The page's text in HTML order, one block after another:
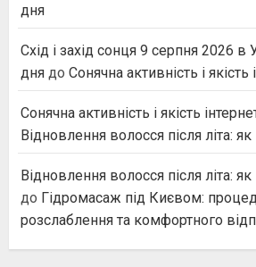
дня
Схід і захід сонця 9 серпня 2026 в
дня до Сонячна активність і якість
Сонячна активність і якість
Відновлення волосся після літа:
Відновлення волосся після літа:
до Гідромасаж під Києвом:
розслаблення та комфортного